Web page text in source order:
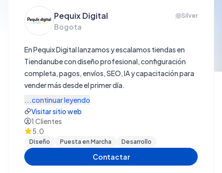
Pequix Digital Silver
Bogota
En Pequix Digital lanzamos y escalamos tiendas en
Tiendanube con diseño profesional, configuración
completa, pagos, envíos, SEO, IA y capacitación para
vender más desde el primer día.
...continuar leyendo
Visitar sitio web
1 Clientes
5.0
Diseño Puesta en Marcha Desarrollo
Contactar